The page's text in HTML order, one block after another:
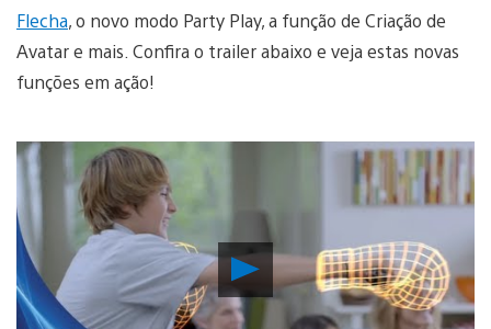
Flecha, o novo modo Party Play, a função de Criação de
Avatar e mais. Confira o trailer abaixo e veja estas novas
funções em ação!
Reproduzir
Vídeo